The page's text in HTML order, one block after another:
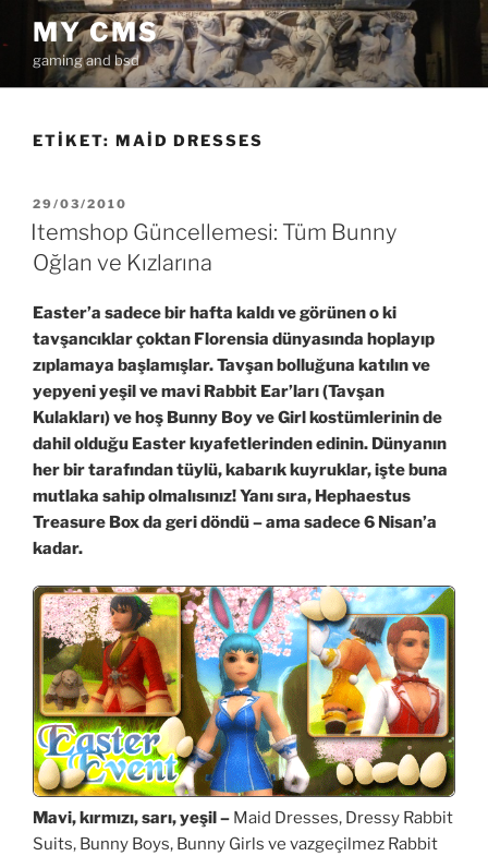
İçeriğe
MY CMS
gaming and bsd
ETIKET: MAID DRESSES
YAYIM
TARIHI
29/03/2010
Itemshop Güncellemesi: Tüm Bunny
Oğlan ve Kızlarına
Easter’a sadece bir hafta kaldı ve görünen o ki
tavşancıklar çoktan Florensia dünyasında hoplayıp
zıplamaya başlamışlar. Tavşan bolluğuna katılın ve
yepyeni yeşil ve mavi Rabbit Ear’ları (Tavşan
Kulakları) ve hoş Bunny Boy ve Girl kostümlerinin de
dahil olduğu Easter kıyafetlerinden edinin. Dünyanın
her bir tarafından tüylü, kabarık kuyruklar, işte buna
mutlaka sahip olmalısınız! Yanı sıra, Hephaestus
Treasure Box da geri döndü – ama sadece 6 Nisan’a
kadar.
Mavi, kırmızı, sarı, yeşil – Maid Dresses, Dressy Rabbit
Suits, Bunny Boys, Bunny Girls ve vazgeçilmez Rabbit